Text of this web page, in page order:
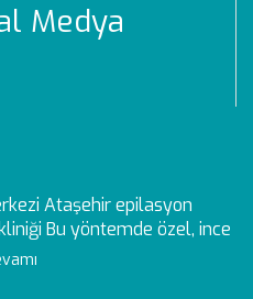
Medya
Ataşehir epilasyon
Bu yöntemde özel, ince